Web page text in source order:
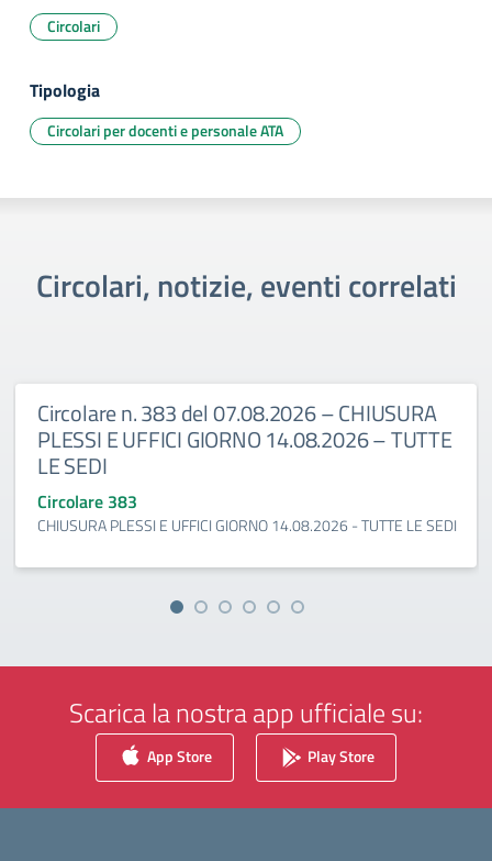
Circolari
Tipologia
Circolari per docenti e personale ATA
Circolari, notizie, eventi correlati
Circolare n. 383 del 07.08.2026 – CHIUSURA
PLESSI E UFFICI GIORNO 14.08.2026 – TUTTE
LE SEDI
Circolare 383
CHIUSURA PLESSI E UFFICI GIORNO 14.08.2026 - TUTTE LE SEDI
Scarica la nostra app ufficiale su:
App Store Play Store